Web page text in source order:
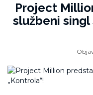
Project
službeni singl